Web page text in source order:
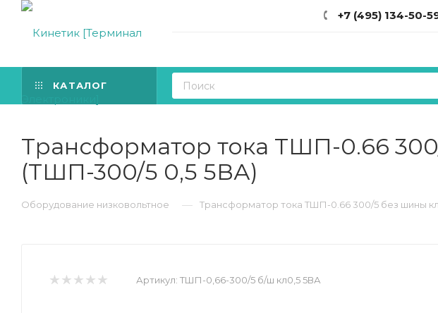
+7 (495) 134-50-
КАТАЛОГ
Трансформатор тока ТШП-0.66
(ТШП-300/5 0,5 5ВА)
Оборудование низковольтное — Трансформатор тока ТШП-0.66 300/5 без шины
Артикул: ТШП-0,66-300/5 б/ш кл0,5 5ВА